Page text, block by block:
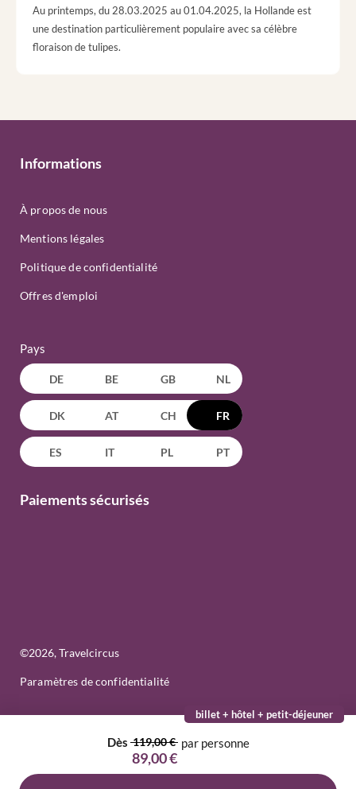
Au printemps, du 28.03.2025 au 01.04.2025, la Hollande est
une destination particulièrement populaire avec sa célèbre
floraison de tulipes.
billet + hôtel + petit-déjeuner
Dès 119,00 €
89,00 €
par personne
Informations
À propos de nous
Mentions légales
Politique de confidentialité
Offres d'emploi
Pays
DE BE GB NL
DK AT CH FR
ES IT PL PT
Paiements sécurisés
©2026, Travelcircus
Paramètres de confidentialité